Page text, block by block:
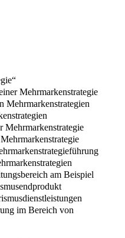
Mehrmarkenstrategie
Mehrmarkenstrategien
Mehrmarkenstrategie
am Beispiel
im Bereich von